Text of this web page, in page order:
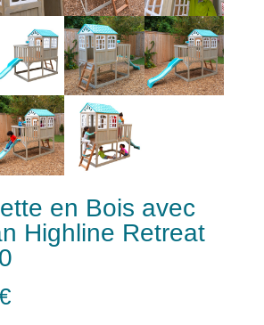
en Bois avec
Highline Retreat